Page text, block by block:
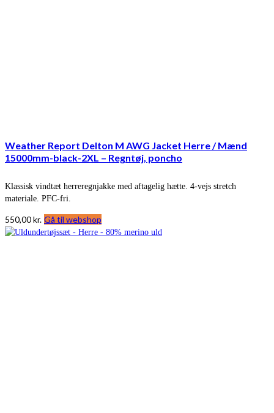
Weather Report Delton M AWG Jacket Herre / Mænd
15000mm-black-2XL – Regntøj, poncho
Klassisk vindtæt herreregnjakke med aftagelig hætte. 4-vejs stretch
materiale. PFC-fri.
550,00kr. Gå til webshop